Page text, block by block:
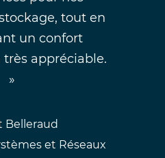
tout en
un confort
très appréciable.
»
Belleraud
et Réseaux